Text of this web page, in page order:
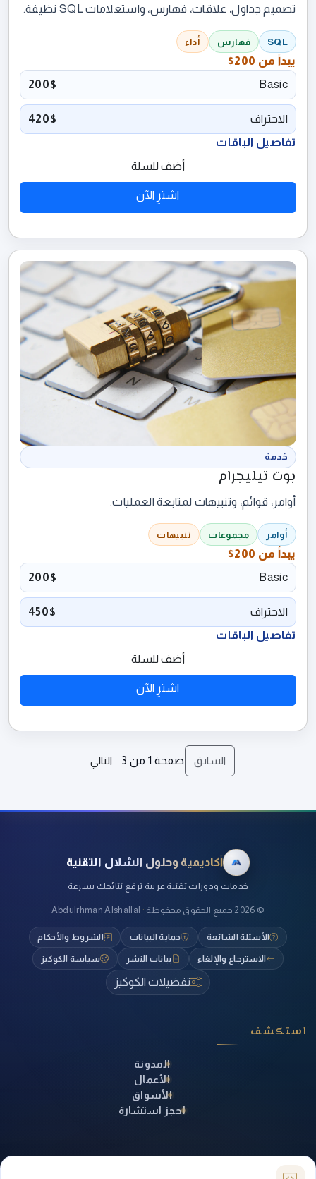
تصميم جداول، علاقات، فهارس، واستعلامات SQL نظيفة.
SQL فهارس أداء
يبدأ من 200$
Basic
200$
الاحتراف
420$
تفاصيل الباقات
أضف للسلة
اشترِ الآن
خدمة
بوت تيليجرام
أوامر، قوائم، وتنبيهات لمتابعة العمليات.
أوامر مجموعات تنبيهات
يبدأ من 200$
Basic
200$
الاحتراف
450$
تفاصيل الباقات
أضف للسلة
اشترِ الآن
السابق صفحة 1 من 3 التالي
أكاديمية وحلول الشلال التقنية
خدمات ودورات تقنية عربية ترفع نتائجك بسرعة
©
2026 جميع الحقوق محفوظة ·
Abdulrhman Alshallal
الأسئلة الشائعة حماية البيانات الشروط والأحكام
الاسترجاع والإلغاء بيانات النشر سياسة الكوكيز
تفضيلات الكوكيز
استكشف
المدونة
الأعمال
الأسواق
احجز استشارة
تواصل معنا